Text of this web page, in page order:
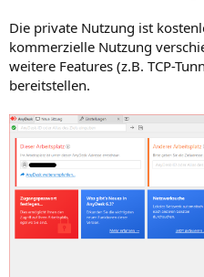
Die private Nutzung ist
kommerzielle Nutzung
weitere Features (z.B. TCP-
bereitstellen.